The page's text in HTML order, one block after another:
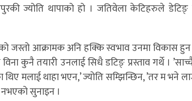
ज्योति थापाको हो । जतिवेला केटिहरुले डेटिङ्
जस्तो आक्रामक अनि हक्कि स्वभाव उनमा विकास
कुनै तयारी उनलाई सिधै डटिङ् प्रस्ताव गर्थे ।
मलाई थाहा भएन,’ ज्योति सम्झिन्छिन, ’तर म
सुनाइन ।